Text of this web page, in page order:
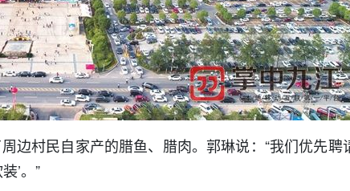
边村民自家产的腊鱼、腊肉。郭琳说：“我们优先聘
’。”